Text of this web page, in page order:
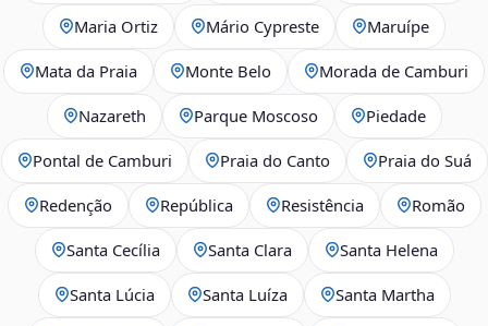
Maria Ortiz Mário Cypreste Maruípe
Mata da Praia Monte Belo Morada de Camburi
Nazareth Parque Moscoso Piedade
Pontal de Camburi Praia do Canto Praia do Suá
Redenção República Resistência Romão
Santa Cecília Santa Clara Santa Helena
Santa Lúcia Santa Luíza Santa Martha